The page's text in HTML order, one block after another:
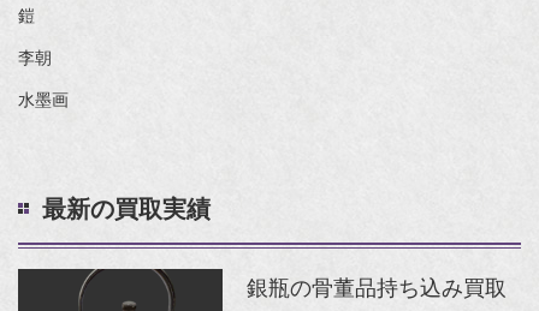
鎧
李朝
水墨画
最新の買取実績
銀瓶の骨董品持ち込み買取